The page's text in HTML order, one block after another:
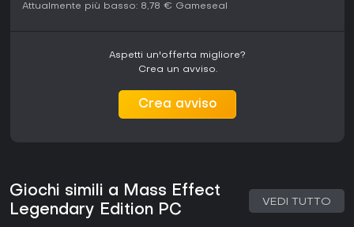
Attualmente più basso: 8,78 € Gameseal
Aspetti un'offerta migliore?
Crea un avviso.
Crea avviso
Giochi simili a Mass Effect
Legendary Edition PC
VEDI TUTTO